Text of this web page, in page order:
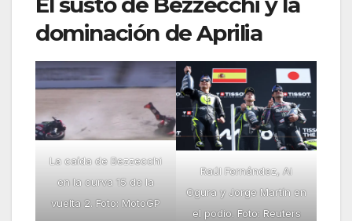
dominación de Aprilia
La caída de Bezzecchi
en la curva 15 de la
vuelta 2. Foto: MotoGP
Raúl Fernández, Ai
Ogura y Jorge Martín en
el podio. Foto: Reuters